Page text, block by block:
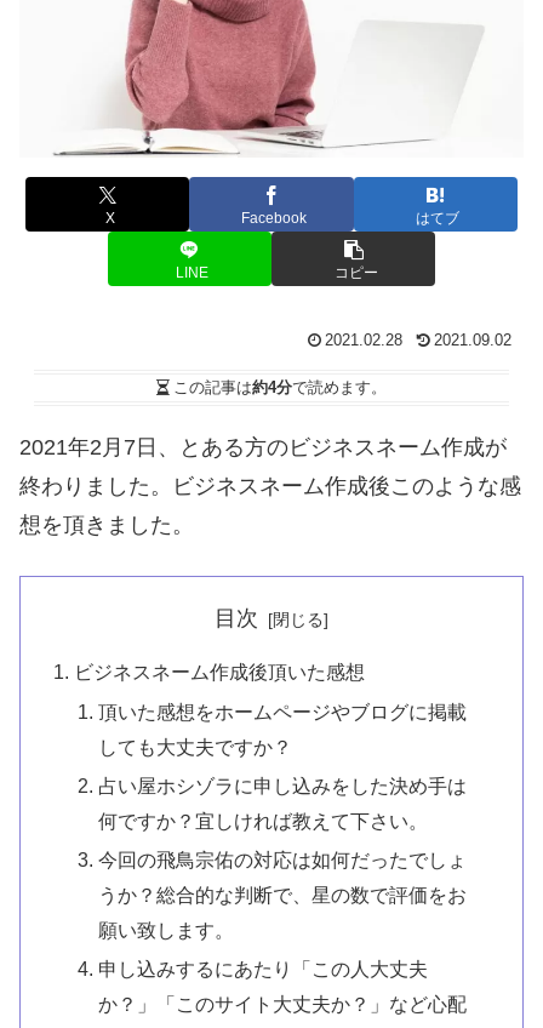
X Facebook はてブ
LINE コピー
2021.02.28 2021.09.02
この記事は約4分で読めます。
2021年2月7日、とある方のビジネスネーム作成が
終わりました。ビジネスネーム作成後このような感
想を頂きました。
目次
ビジネスネーム作成後頂いた感想
頂いた感想をホームページやブログに掲載
しても大丈夫ですか？
占い屋ホシゾラに申し込みをした決め手は
何ですか？宜しければ教えて下さい。
今回の飛鳥宗佑の対応は如何だったでしょ
うか？総合的な判断で、星の数で評価をお
願い致します。
申し込みするにあたり「この人大丈夫
か？」「このサイト大丈夫か？」など心配